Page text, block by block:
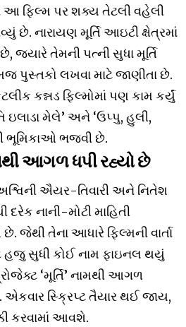
આ ફિલ્મ પર શક્ય તેટલી વહેલી
છે. નારાયણ મૂર્તિ આઇટી ક્ષેત્રમાં
જ્યારે તેમની પત્ની સુધા મૂર્તિ
પુસ્તકો લખવા માટે જાણીતા છે.
કન્નડ ફિલ્મોમાં પણ કામ કર્યું
ઇલાડા મેલે’ અને ‘ઉપ્પુ, હુલી,
ભૂમિકાઓ ભજવી છે.
આગળ ધપી રહ્યો છે
ઐયર-તિવારી અને નિતેશ
દરેક નાની-મોટી માહિતી
જેથી તેના આધારે ફિલ્મની વાર્તા
હજુ સુધી કોઈ નામ ફાઇનલ થયું
‘મૂર્તિ’ નામથી આગળ
એકવાર સ્ક્રિપ્ટ તૈયાર થઈ જાય,
કરવામાં આવશે.